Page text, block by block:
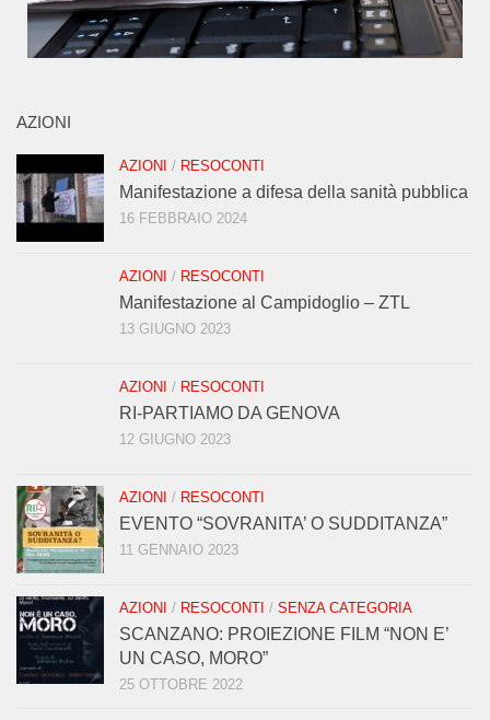
AZIONI
AZIONI / RESOCONTI
Manifestazione a difesa della sanità pubblica
16 FEBBRAIO 2024
AZIONI / RESOCONTI
Manifestazione al Campidoglio – ZTL
13 GIUGNO 2023
AZIONI / RESOCONTI
RI-PARTIAMO DA GENOVA
12 GIUGNO 2023
AZIONI / RESOCONTI
EVENTO “SOVRANITA’ O SUDDITANZA”
11 GENNAIO 2023
AZIONI / RESOCONTI / SENZA CATEGORIA
SCANZANO: PROIEZIONE FILM “NON E’
UN CASO, MORO”
25 OTTOBRE 2022